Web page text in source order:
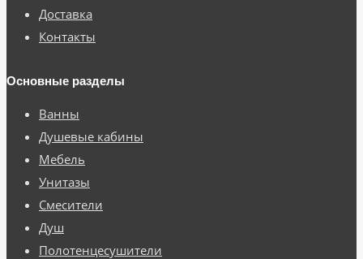
Доставка
Контакты
Основные разделы
Ванны
Душевые кабины
Мебель
Унитазы
Смесители
Душ
Полотенцесушители